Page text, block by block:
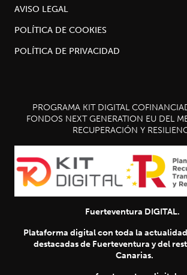
AVISO LEGAL
POLÍTICA DE COOKIES
POLÍTICA DE PRIVACIDAD
PROGRAMA KIT DIGITAL
FONDOS NEXT GENERATION EU DEL
RECUPERACIÓN Y
Fuerteventura DIGITAL.
Plataforma digital con toda la
destacadas de Fuerteventura y del
Canarias.